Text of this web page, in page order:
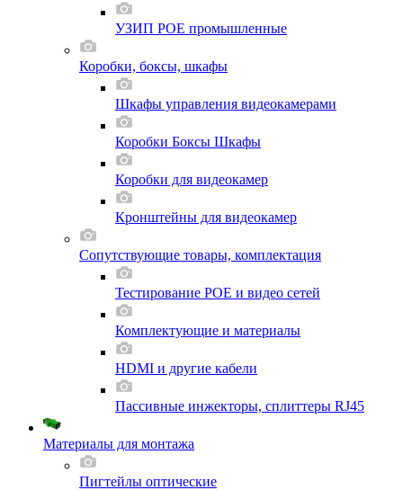
УЗИП POE промышленные
Коробки, боксы, шкафы
Шкафы управления видеокамерами
Коробки Боксы Шкафы
Коробки для видеокамер
Кронштейны для видеокамер
Сопутствующие товары, комплектация
Тестирование POE и видео сетей
Комплектующие и материалы
HDMI и другие кабели
Пассивные инжекторы, сплиттеры RJ45
Материалы для монтажа
Пигтейлы оптические